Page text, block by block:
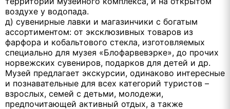
воздухе у водопада.
д) сувенирные лавки и магазинчики с богатым
ассортиментом: от эксклюзивных товаров из
фарфора и кобальтового стекла, изготовляемых
специально для музея «Блофарвевэрке», до прочих
норвежских сувениров, подарков для детей и др.
Музей предлагает экскурсии, одинаково интересные
и познавательные для всех категорий туристов –
взрослых, семей с детьми, молодежи,
предпочитающей активный отдых, а также